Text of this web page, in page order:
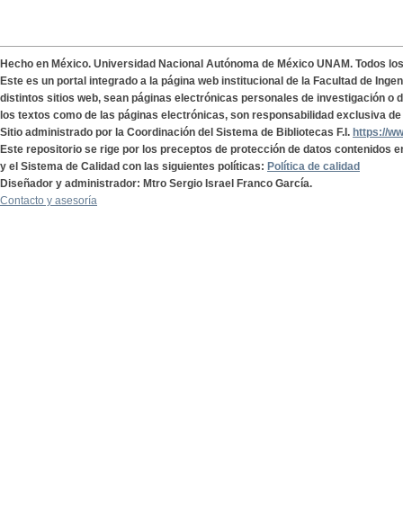
Hecho en México. Universidad Nacional Autónoma de México UNAM. Todos
Este es un portal integrado a la página web institucional de la Facultad de
distintos sitios web, sean páginas electrónicas personales de investigación o
los textos como de las páginas electrónicas, son responsabilidad exclusiva
Sitio administrado por la Coordinación del Sistema de Bibliotecas F.I. https://
Este repositorio se rige por los preceptos de protección de datos contenidos
y el Sistema de Calidad con las siguientes políticas: Política de calidad
Diseñador y administrador: Mtro Sergio Israel Franco García.
Contacto y asesoría